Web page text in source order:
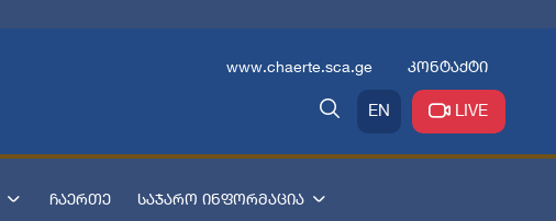
www.chaerte.sca.ge კონტაქტი
EN LIVE
ჩაერთე საჯარო ინფორმაცია